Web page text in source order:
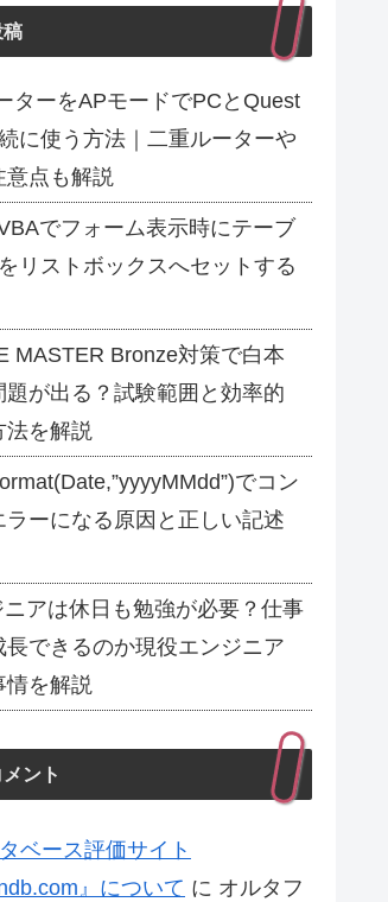
稿
ターをAPモードでPCとQuest
に使う方法｜二重ルーターや
意点も解説
でフォーム表示時にテーブ
リストボックスへセットする
MASTER Bronze対策で白本
題が出る？試験範囲と効率的
法を解説
でコン
ラーになる原因と正しい記述
ニアは休日も勉強が必要？仕事
長できるのか現役エンジニア
情を解説
ント
ベース評価サイト
』について に オルタフ